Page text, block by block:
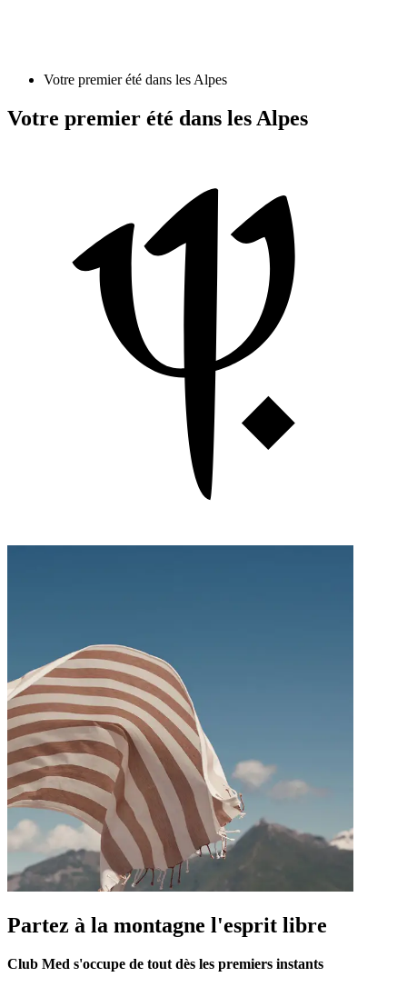
Votre premier été dans les Alpes
Votre premier été dans les Alpes
Partez à la montagne l'esprit libre
Club Med s'occupe de tout dès les premiers instants